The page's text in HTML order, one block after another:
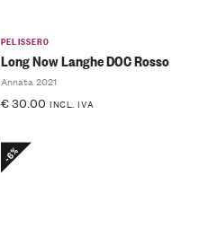
PELISSERO
Long Now Langhe DOC Rosso
Annata 2021
€30.00 INCL. IVA
-6%